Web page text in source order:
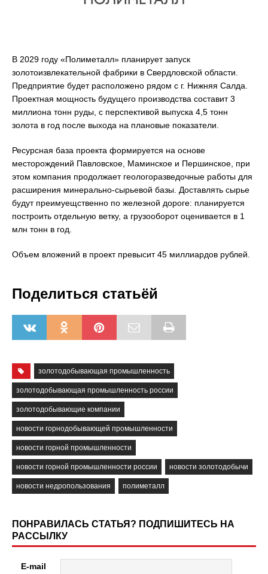
В 2029 году «Полиметалл» планирует запуск
золотоизвлекательной фабрики в Свердловской области.
Предприятие будет расположено рядом с г. Нижняя Салда.
Проектная мощность будущего производства составит 3
миллиона тонн руды, с перспективой выпуска 4,5 тонн
золота в год после выхода на плановые показатели.
Ресурсная база проекта формируется на основе
месторождений Павловское, Маминское и Першинское, при
этом компания продолжает геологоразведочные работы для
расширения минерально-сырьевой базы. Доставлять сырье
будут преимуещственно по железной дороге: планируется
построить отдельную ветку, а грузооборот оценивается в 1
млн тонн в год.
Объем вложений в проект превысит 45 миллиардов рублей.
Поделиться статьёй
золотодобывающая промышленность
золотодобывающая промышленность россии
золотодобывающие компании
новости горнодобывающей промышленности
новости горной промышленности
новости горной промышленности россии новости золотодобычи
новости недропользования полиметалл
ПОНРАВИЛАСЬ СТАТЬЯ? ПОДПИШИТЕСЬ НА
РАССЫЛКУ
E-mail